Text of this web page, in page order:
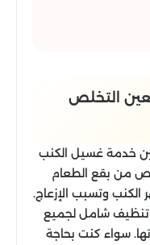
التخلص
خدمة غسيل الكنب
من بقع الطعام
وتسبب الإزعاج.
شامل لجميع
سواء كنت بحاجة